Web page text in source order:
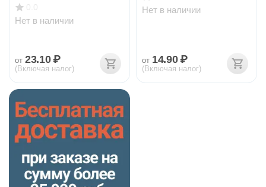
Нет в наличии
от 23.10 ₽
(Включая налог)
Нет в наличии
от 14.90 ₽
(Включая налог)